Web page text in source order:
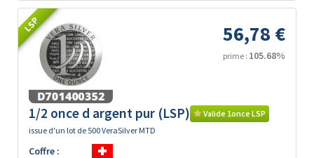
LSP 56,78 €
prime : 105.68%
1/2 once d argent pur (LSP)
Valide 1once LSP
issue d'un lot de 500 VeraSilver MTD
Coffre :